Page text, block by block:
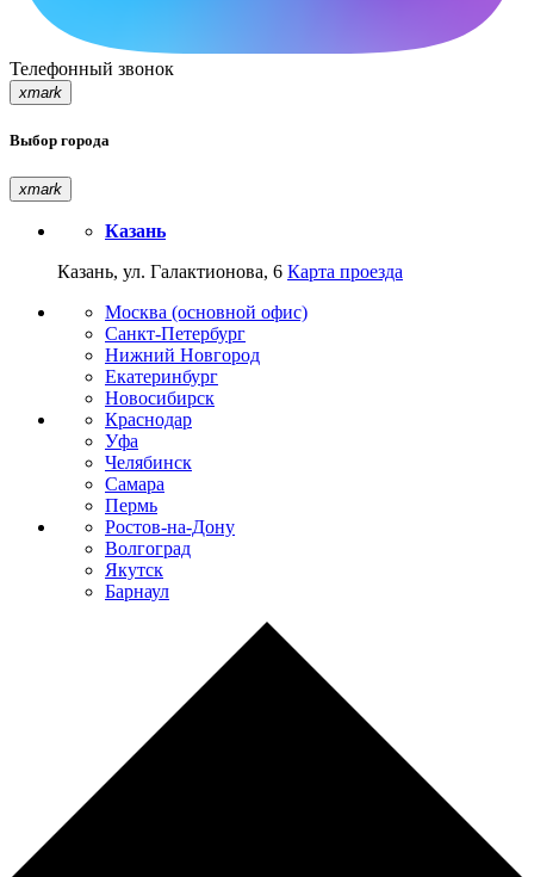
Телефонный звонок
xmark
Выбор города
xmark
Казань
Казань, ул. Галактионова, 6 Карта проезда
Москва (основной офис)
Санкт-Петербург
Нижний Новгород
Екатеринбург
Новосибирск
Краснодар
Уфа
Челябинск
Самара
Пермь
Ростов-на-Дону
Волгоград
Якутск
Барнаул